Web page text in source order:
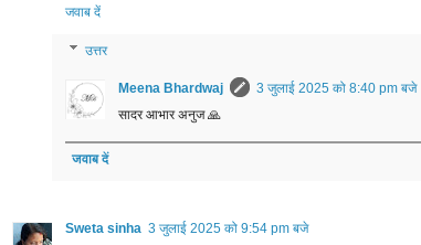
जवाब दें
उत्तर
Meena Bhardwaj
3 जुलाई 2025 को 8:40 pm बजे
सादर आभार अनुज 🙏
जवाब दें
Sweta sinha 3 जुलाई 2025 को 9:54 pm बजे